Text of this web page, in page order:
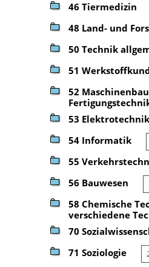
46 Tiermedizin
48 Land- und
50 Technik
51
52
53 Elektrotechnik
54 Informatik
55
56 Bauwesen
58 Chemische
verschiedene
70
71 Soziologie